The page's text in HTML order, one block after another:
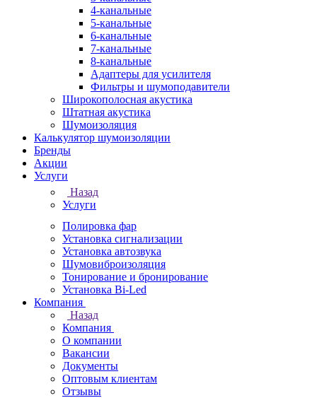
4-канальные
5-канальные
6-канальные
7-канальные
8-канальные
Адаптеры для усилителя
Фильтры и шумоподавители
Широкополосная акустика
Штатная акустика
Шумоизоляция
Калькулятор шумоизоляции
Бренды
Акции
Услуги
Назад
Услуги
Полировка фар
Установка сигнализации
Установка автозвука
Шумовиброизоляция
Тонирование и бронирование
Установка Bi-Led
Компания
Назад
Компания
О компании
Вакансии
Документы
Оптовым клиентам
Отзывы